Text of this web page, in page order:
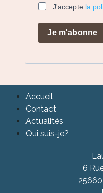
J'accepte la
Je m'abonne
Accueil
Contact
Actualités
Qui suis-je?
6